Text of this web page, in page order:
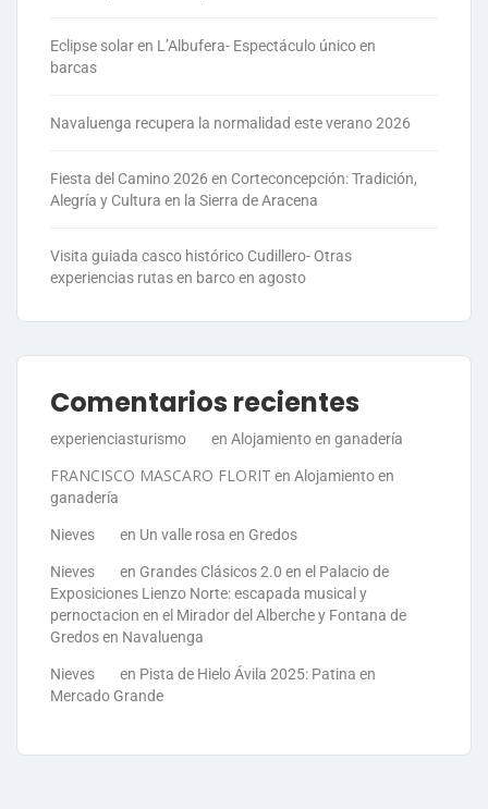
Eclipse solar en L’Albufera- Espectáculo único en
barcas
Navaluenga recupera la normalidad este verano 2026
Fiesta del Camino 2026 en Corteconcepción: Tradición,
Alegría y Cultura en la Sierra de Aracena
Visita guiada casco histórico Cudillero- Otras
experiencias rutas en barco en agosto
Comentarios recientes
experienciasturismo en Alojamiento en ganadería
FRANCISCO MASCARO FLORIT en Alojamiento en
ganadería
Nieves en Un valle rosa en Gredos
Nieves en Grandes Clásicos 2.0 en el Palacio de
Exposiciones Lienzo Norte: escapada musical y
pernoctacion en el Mirador del Alberche y Fontana de
Gredos en Navaluenga
Nieves en Pista de Hielo Ávila 2025: Patina en
Mercado Grande